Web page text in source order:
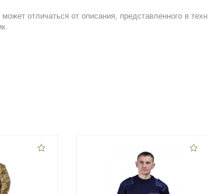
отличаться от описания, представленного в